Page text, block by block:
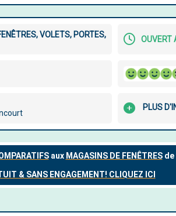
VOLETS, PORTES,
OUVERT
PLUS